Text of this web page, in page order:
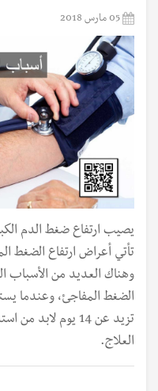
05 مارس 2018
يصيب ارتفاع ضغط الدم
تأتي أعراض ارتفاع الضغط
وهناك العديد من الأسباب
الضغط المفاجئ، وعندما
تزيد عن 14 يوم
العلاج.